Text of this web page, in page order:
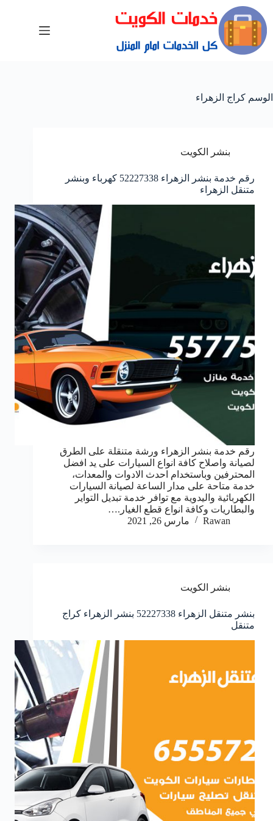
الوسم كراج الزهراء
بنشر الكويت
رقم خدمة بنشر الزهراء 52227338 كهرباء وبنشر
متنقل الزهراء
رقم خدمة بنشر الزهراء ورشة متنقلة على الطرق
لصيانة واصلاح كافة انواع السيارات على يد افضل
المحترفين وباستخدام احدث الادوات والمعدات،
خدمة متاحة على مدار الساعة لصيانة السيارات
الكهربائية واليدوية مع توافر خدمة تبديل التواير
والبطاريات وكافة انواع قطع الغيار.…
Rawan
مارس 26, 2021
بنشر الكويت
بنشر متنقل الزهراء 52227338 بنشر الزهراء كراج
متنقل